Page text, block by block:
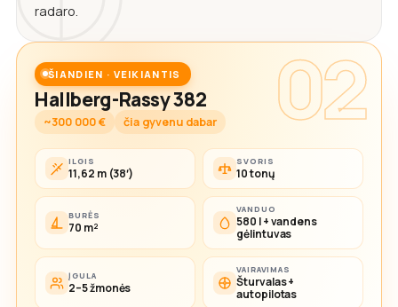
radaro.
02
ŠIANDIEN · VEIKIANTIS
Hallberg-Rassy 382
~300 000 € čia gyvenu dabar
ILGIS
11,62 m (38′)
SVORIS
10 tonų
BURĖS
70 m²
VANDUO
580 l + vandens
gėlintuvas
ĮGULA
2–5 žmonės
VAIRAVIMAS
Šturvalas +
autopilotas